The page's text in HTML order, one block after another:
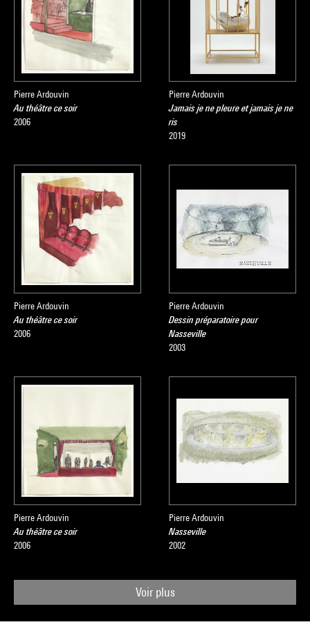
Pierre Ardouvin
Au théâtre ce soir
2006
Pierre Ardouvin
Jamais je ne pleure et jamais je ne
ris
2019
Pierre Ardouvin
Au théâtre ce soir
2006
Pierre Ardouvin
Dessin préparatoire pour
Nasseville
2003
Pierre Ardouvin
Au théâtre ce soir
2006
Pierre Ardouvin
Nasseville
2002
Voir plus